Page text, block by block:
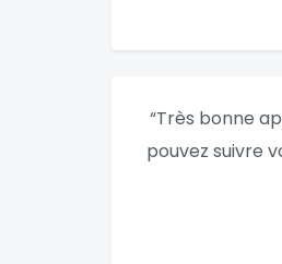
“Très bonne
pouvez suivre